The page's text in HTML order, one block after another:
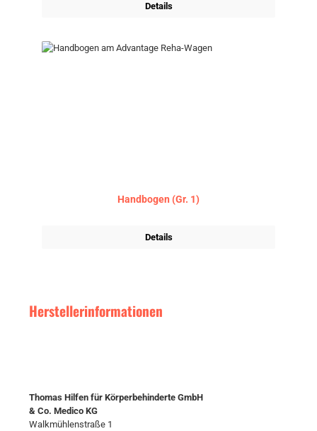
Details
Handbogen (Gr. 1)
Details
Herstellerinformationen
Thomas Hilfen für Körperbehinderte GmbH
& Co. Medico KG
Walkmühlenstraße 1